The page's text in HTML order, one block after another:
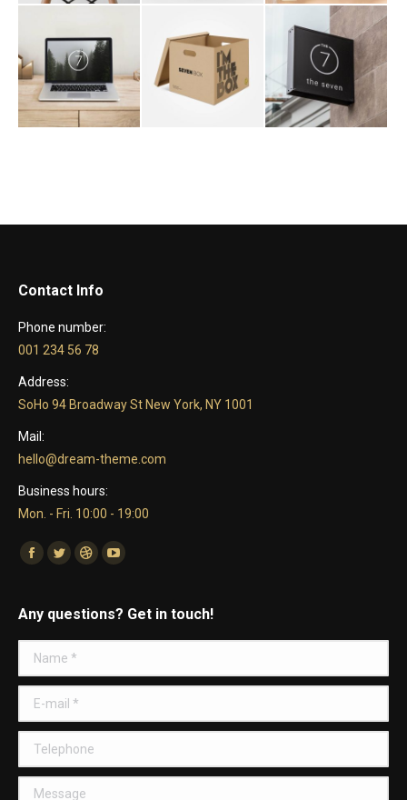
Contact Info
Phone number:
001 234 56 78
Address:
SoHo 94 Broadway St New York, NY 1001
Mail:
hello@dream-theme.com
Business hours:
Mon. - Fri. 10:00 - 19:00
Find us on:
Facebook
TwitterDribbbleYouTube
Any questions? Get in touch!
Name *
E-mail *
Telephone
Message